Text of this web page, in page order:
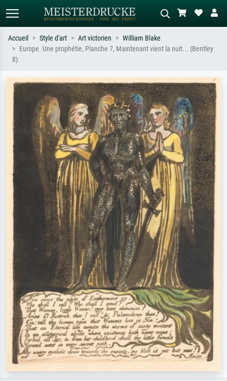
ex. Monet, Nuit étoilée,
impressionnisme, vague de Hokusai,
nu.
abstrait avec beaucoup de rouge,
tableau sombre, nu debout près d'un
arbre.
Accueil Style d'art Art victorien
William Blake
Europe. Une prophétie, Planche 7, Maintenant vient la nuit... (Bentley
8)